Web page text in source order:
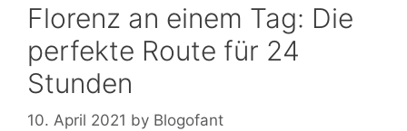
Florenz an einem Tag: Die
perfekte Route für 24
Stunden
10. April 2021 by Blogofant